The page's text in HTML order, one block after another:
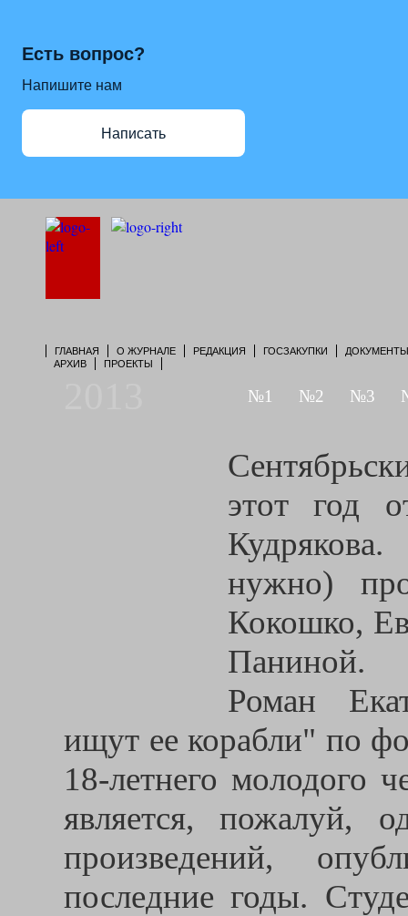
Есть вопрос?
Напишите нам
Написать
ГЛАВНАЯ О ЖУРНАЛЕ РЕДАКЦИЯ ГОСЗАКУПКИ
ДОКУМЕНТЫ
АРХИВ
ПРОЕКТЫ
№1 №2 №3
этот год
нужно)
Кокошко,
Паниной.
Роман
ищут ее корабли" по
18-летнего молодого
является, пожалуй,
произведений,
последние годы.